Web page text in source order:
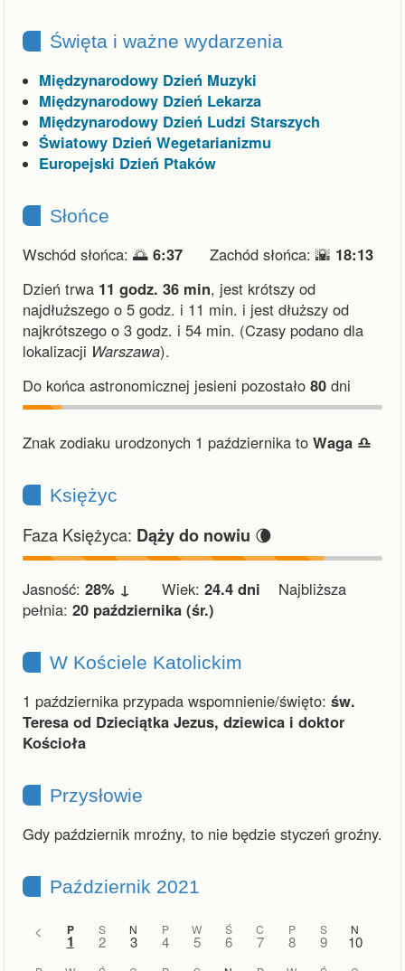
Święta i ważne wydarzenia
Międzynarodowy Dzień Muzyki
Międzynarodowy Dzień Lekarza
Międzynarodowy Dzień Ludzi Starszych
Światowy Dzień Wegetarianizmu
Europejski Dzień Ptaków
Słońce
Wschód słońca: 🌅 6:37 Zachód słońca: 🌇 18:13
Dzień trwa 11 godz. 36 min, jest krótszy od
najdłuższego o 5 godz. i 11 min. i jest dłuższy od
najkrótszego o 3 godz. i 54 min. (Czasy podano dla
lokalizacji Warszawa).
Do końca astronomicznej jesieni pozostało 80 dni
Znak zodiaku urodzonych 1 października to Waga ♎︎
Księżyc
Faza Księżyca: Dąży do nowiu 🌘
Jasność: 28% ↓ Wiek: 24.4 dni Najbliższa
pełnia: 20 października (śr.)
W Kościele Katolickim
1 października przypada wspomnienie/święto: św.
Teresa od Dzieciątka Jezus, dziewica i doktor
Kościoła
Przysłowie
Gdy październik mroźny, to nie będzie styczeń groźny.
Październik 2021
< P
1
S
2
N
3
P
4
W
5
Ś
6
C
7
P
8
S
9
N
10